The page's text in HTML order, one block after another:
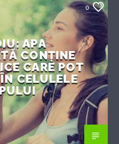
0
APA
CONȚINE
CARE POT
CELULELE